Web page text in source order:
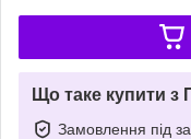
Що таке купити з
Замовлення під